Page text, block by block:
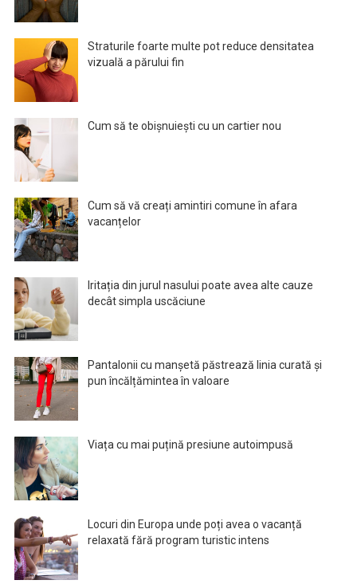
Straturile foarte multe pot reduce densitatea
vizuală a părului fin
Cum să te obișnuiești cu un cartier nou
Cum să vă creați amintiri comune în afara
vacanțelor
Iritația din jurul nasului poate avea alte cauze
decât simpla uscăciune
Pantalonii cu manșetă păstrează linia curată și
pun încălțămintea în valoare
Viața cu mai puțină presiune autoimpusă
Locuri din Europa unde poți avea o vacanță
relaxată fără program turistic intens